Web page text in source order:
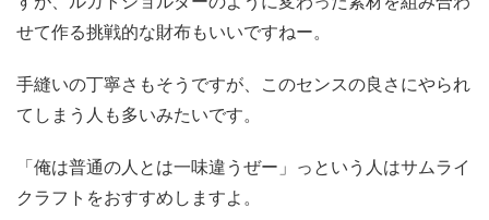
せて作る挑戦的な財布もいいですねー。
手縫いの丁寧さもそうですが、このセンスの良さにやられ
てしまう人も多いみたいです。
「俺は普通の人とは一味違うぜー」っという人はサムライ
クラフトをおすすめしますよ。